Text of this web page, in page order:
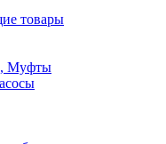
товары
Муфты